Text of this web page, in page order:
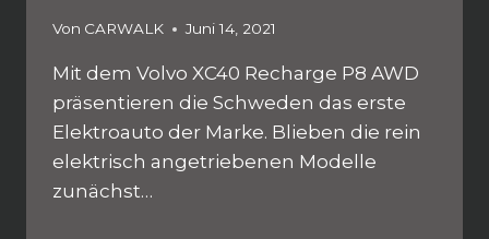
Von CARWALK Juni 14, 2021
Mit dem Volvo XC40 Recharge P8 AWD
präsentieren die Schweden das erste
Elektroauto der Marke. Blieben die rein
elektrisch angetriebenen Modelle
zunächst…